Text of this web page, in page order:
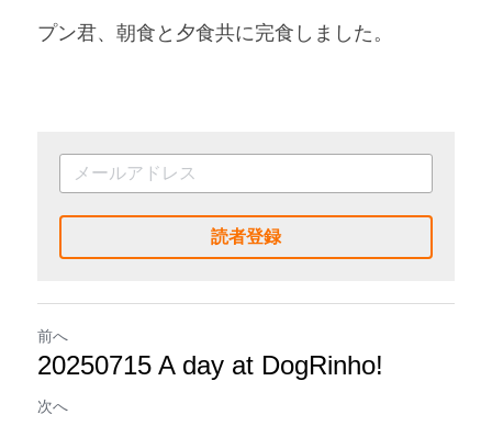
プン君、朝食と夕食共に完食しました。
読者登録
前へ
20250715 A day at DogRinho!
次へ